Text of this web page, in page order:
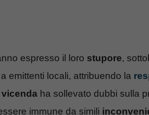
espresso il loro stupore,
emittenti locali, attribuendo la
vicenda ha sollevato dubbi sulla
immune da simili